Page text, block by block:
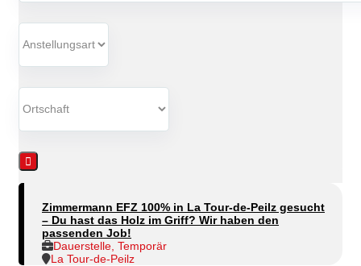
Zimmermann EFZ 100% in La Tour-de-Peilz gesucht
– Du hast das Holz im Griff? Wir haben den
passenden Job!
Dauerstelle, Temporär
La Tour-de-Peilz